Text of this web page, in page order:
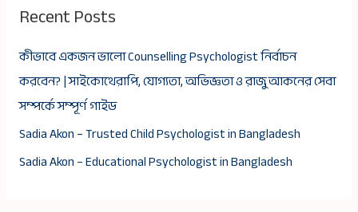
Recent Posts
কীভাবে একজন ভালো Counselling Psychologist নির্বাচন
করবেন? | সাইকোথেরাপি, যোগ্যতা, অভিজ্ঞতা ও রাজু আকনের সেবা
সম্পর্কে সম্পূর্ণ গাইড
Sadia Akon – Trusted Child Psychologist in Bangladesh
Sadia Akon – Educational Psychologist in Bangladesh